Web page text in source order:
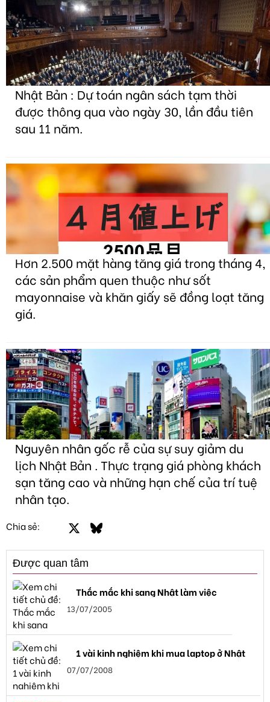
Nhật Bản : Dự toán ngân sách tạm thời
được thông qua vào ngày 30, lần đầu tiên
sau 11 năm.
Hơn 2.500 mặt hàng tăng giá trong tháng 4,
các sản phẩm quen thuộc như sốt
mayonnaise và khăn giấy sẽ đồng loạt tăng
giá.
Nguyên nhân gốc rễ của sự suy giảm du
lịch Nhật Bản . Thực trạng giá phòng khách
sạn tăng cao và những hạn chế của trí tuệ
nhân tạo.
Chia sẻ: FacebookBluesky
Được quan tâm
Thắc mắc khi sang Nhật làm việc
13/07/2005
1 vài kinh nghiệm khi mua laptop ở Nhật
07/07/2008